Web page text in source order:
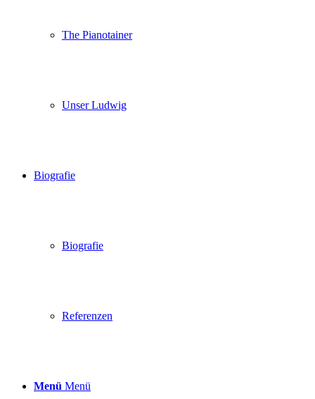
The Pianotainer
Unser Ludwig
Biografie
Biografie
Referenzen
Menü Menü